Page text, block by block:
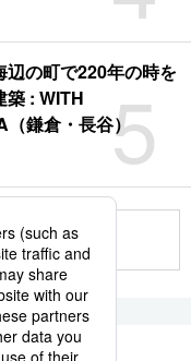
5
辺の町で220年の時を
築 : WITH
鎌倉・長谷）